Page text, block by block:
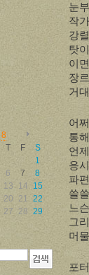
8
T F
S
1
6 7
8
13 14
15
20 21 22
27 28 29
눈
작
강
탓
이
장
거
어
통
언
응시
파
쓸
느
그
머
포